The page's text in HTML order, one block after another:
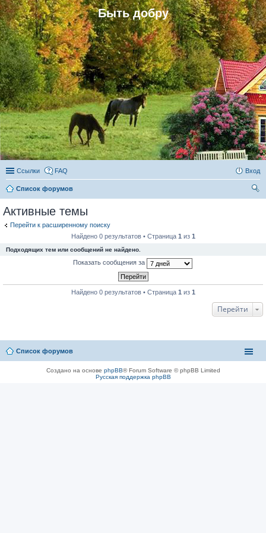
Быть добру
Ссылки FAQ Вход
Список форумов
Активные темы
Перейти к расширенному поиску
Найдено 0 результатов • Страница 1 из 1
Подходящих тем или сообщений не найдено.
Показать сообщения за
Найдено 0 результатов • Страница 1 из 1
Перейти
Список форумов
Создано на основе phpBB® Forum Software © phpBB Limited
Русская поддержка phpBB